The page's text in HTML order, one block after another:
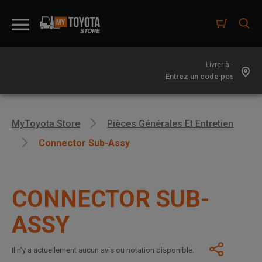
Livrer à -
MyToyota Store
Pièces Générales Et Entretien
Connector Sub-Assy
CONNECTOR SUB-
ASSY
Il n’y a actuellement aucun avis ou notation disponible.